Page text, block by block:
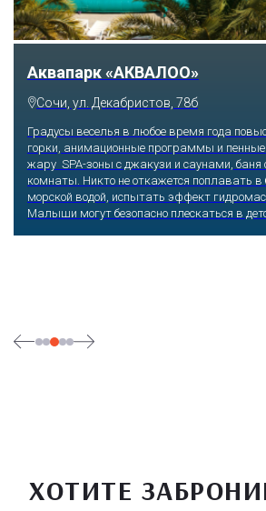
Аквапарк «АКВАЛОО»
Сочи, ул. Декабристов, 78б
Градусы веселья в любое время года
горки, анимационные программы и пенные
жару SPA-зоны с джакузи и саунами, баня
комнаты. Никто не откажется поплавать в
морской водой, испытать эффект
Малыши могут безопасно плескаться в
ХОТИТЕ